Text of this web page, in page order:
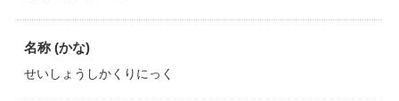
名称 (かな)
せいしょうしかくりにっく